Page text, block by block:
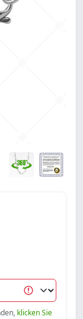
klicken Sie